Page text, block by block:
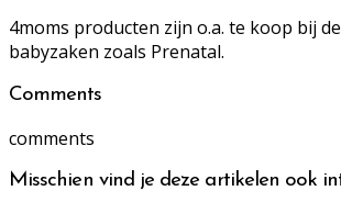
4moms producten zijn o.a. te koop bij
babyzaken zoals Prenatal.
Comments
comments
Misschien vind je deze artikelen ook